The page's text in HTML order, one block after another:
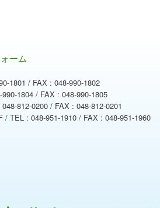
ーム
1801 / FAX : 048-990-1802
1804 / FAX : 048-990-1805
812-0200 / FAX : 048-812-0201
TEL : 048-951-1910 / FAX : 048-951-1960